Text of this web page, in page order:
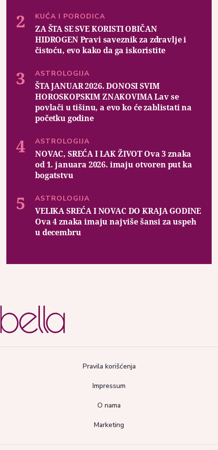
KUĆA I PORODICA
ZA ŠTA SE SVE KORISTI OBIČAN
HIDROGEN Pravi saveznik za zdravlje i
čistoću, evo kako da ga iskoristite
ASTROLOGIJA
ŠTA JANUAR 2026. DONOSI SVIM
HOROSKOPSKIM ZNAKOVIMA Lav se
povlači u tišinu, a evo ko će zablistati na
početku godine
ASTROLOGIJA
NOVAC, SREĆA I LAK ŽIVOT Ova 3 znaka
od 1. januara 2026. imaju otvoren put ka
bogatstvu
ASTROLOGIJA
VELIKA SREĆA I NOVAC DO KRAJA GODINE
Ova 4 znaka imaju najviše šansi za uspeh
u decembru
Pravila korišćenja
Impressum
O nama
Marketing